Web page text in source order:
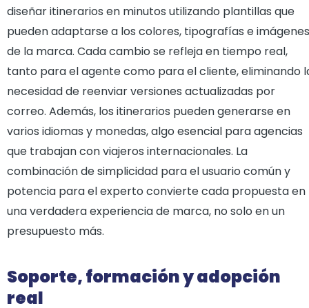
diseñar itinerarios en minutos utilizando plantillas que
pueden adaptarse a los colores, tipografías e imágenes
de la marca. Cada cambio se refleja en tiempo real,
tanto para el agente como para el cliente, eliminando
necesidad de reenviar versiones actualizadas por
correo. Además, los itinerarios pueden generarse en
varios idiomas y monedas, algo esencial para agencias
que trabajan con viajeros internacionales. La
combinación de simplicidad para el usuario común y
potencia para el experto convierte cada propuesta en
una verdadera experiencia de marca, no solo en un
presupuesto más.
Soporte, formación y adopción
real